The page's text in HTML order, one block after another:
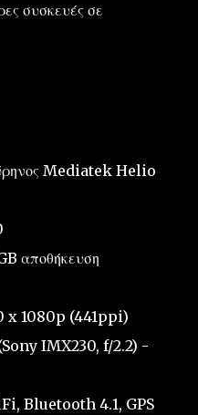
συσκευές σε
Mediatek Helio
αποθήκευση
x 1080p (441ppi)
IMX230, f/2.2) -
Bluetooth 4.1, GPS